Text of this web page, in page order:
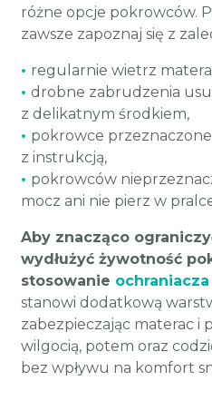
różne opcje pokrowców.
zawsze zapoznaj się z
• regularnie wietrz
• drobne zabrudzenia
z delikatnym środkiem,
• pokrowce
z instrukcją,
• pokrowców
mocz ani nie pierz w
Aby znacząco
wydłużyć żywotność
stosowanie ochraniacza
stanowi dodatkową
zabezpieczając materac i
wilgocią, potem oraz
bez wpływu na komfort